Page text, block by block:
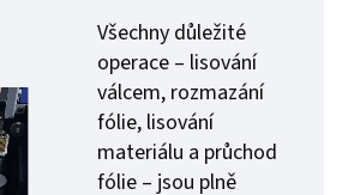
Všechny důležité
operace – lisování
válcem, rozmazání
fólie, lisování
materiálu a průchod
fólie – jsou plně